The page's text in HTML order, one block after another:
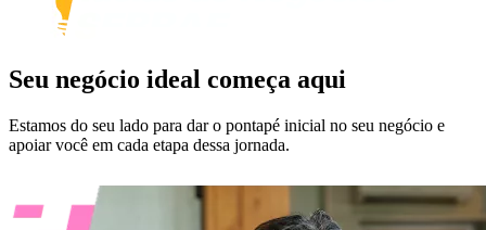
Seu negócio ideal começa aqui
Estamos do seu lado para dar o pontapé inicial no seu negócio e
apoiar você em cada etapa dessa jornada.